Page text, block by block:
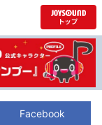
Facebook